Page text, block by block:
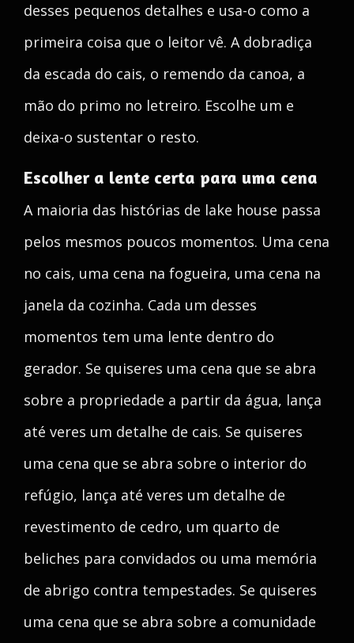
desses pequenos detalhes e usa-o como a
primeira coisa que o leitor vê. A dobradiça
da escada do cais, o remendo da canoa, a
mão do primo no letreiro. Escolhe um e
deixa-o sustentar o resto.
Escolher a lente certa para uma cena
A maioria das histórias de lake house passa
pelos mesmos poucos momentos. Uma cena
no cais, uma cena na fogueira, uma cena na
janela da cozinha. Cada um desses
momentos tem uma lente dentro do
gerador. Se quiseres uma cena que se abra
sobre a propriedade a partir da água, lança
até veres um detalhe de cais. Se quiseres
uma cena que se abra sobre o interior do
refúgio, lança até veres um detalhe de
revestimento de cedro, um quarto de
beliches para convidados ou uma memória
de abrigo contra tempestades. Se quiseres
uma cena que se abra sobre a comunidade